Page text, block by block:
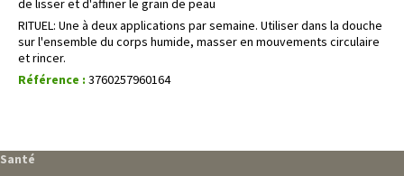
RITUEL: Une à deux applications par semaine. Utiliser dans la douche
sur l'ensemble du corps humide, masser en mouvements circulaire
et rincer.
Référence : 3760257960164
Santé